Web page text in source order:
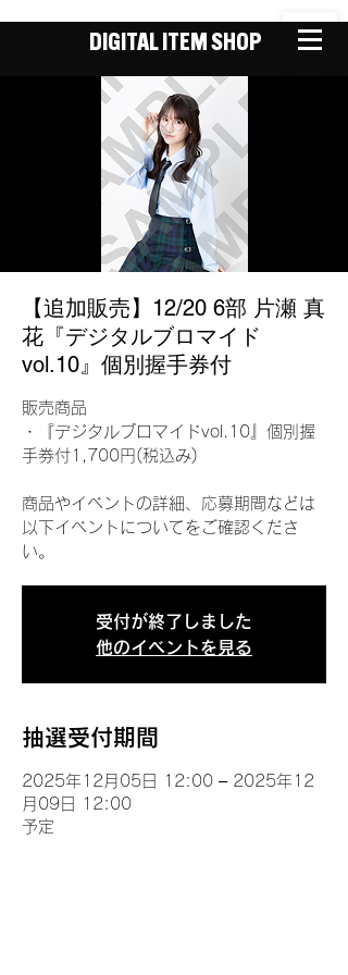
DIGITAL ITEM SHOP
【追加販売】12/20 6部 片瀬 真
花『デジタルブロマイド
vol.10』個別握手券付
販売商品
・『デジタルブロマイドvol.10』個別握
手券付1,700円(税込み)
商品やイベントの詳細、応募期間などは
以下イベントについてをご確認くださ
い。
受付が終了しました
他のイベントを見る
抽選受付期間
2025年12月05日 12:00 – 2025年12
月09日 12:00
予定